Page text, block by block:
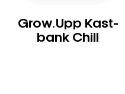
Grow.Upp Kast-
bank Chill